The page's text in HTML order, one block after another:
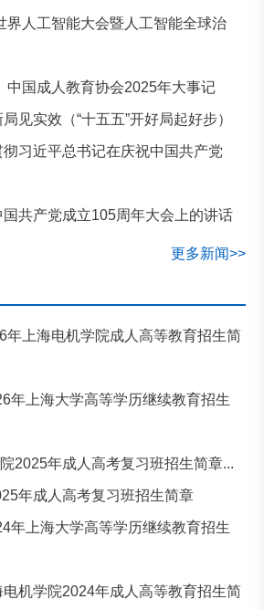
界人工智能大会暨人工智能全球治
中国成人教育协会2025年大事记
见实效（“十五五”开好局起好步）
习近平总书记在庆祝中国共产党
共产党成立105周年大会上的讲话
更多新闻>>
年上海电机学院成人高等教育招生简
年上海大学高等学历继续教育招生
2025年成人高考复习班招生简章...
年成人高考复习班招生简章
年上海大学高等学历继续教育招生
电机学院2024年成人高等教育招生简